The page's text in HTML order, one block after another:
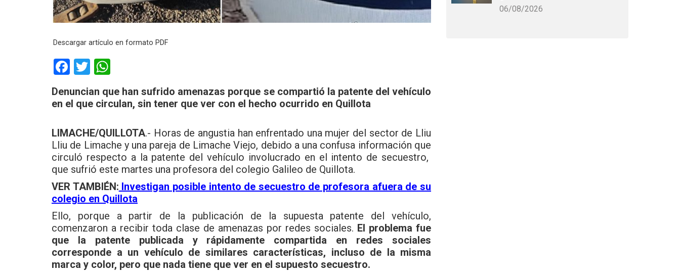
Descargar artículo en formato PDF
F
ce
o
o
k
T
tt at
A
p
p
Denuncian que han sufrido amenazas porque se compartió la patente del vehículo
en el que circulan, sin tener que ver con el hecho ocurrido en Quillota
LIMACHE/QUILLOTA.- Horas de angustia han enfrentado una mujer del sector de Lliu
Lliu de Limache y una pareja de Limache Viejo, debido a una confusa información que
circuló respecto a la patente del vehículo involucrado en el intento de secuestro,
que sufrió este martes una profesora del colegio Galileo de Quillota.
VER TAMBIÉN: Investigan posible intento de secuestro de profesora afuera de su
colegio en Quillota
Ello, porque a partir de la publicación de la supuesta patente del vehículo,
comenzaron a recibir toda clase de amenazas por redes sociales. El problema fue
que la patente publicada y rápidamente compartida en redes sociales
corresponde a un vehículo de similares características, incluso de la misma
marca y color, pero que nada tiene que ver en el supuesto secuestro.
06/08/2026